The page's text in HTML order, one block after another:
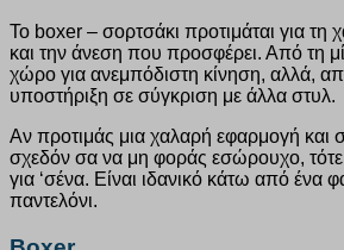
Το boxer – σορτσάκι προτιμάται για τη
και την άνεση που προσφέρει. Από τη
χώρο για ανεμπόδιστη κίνηση, αλλά,
υποστήριξη σε σύγκριση με άλλα στυλ.
Αν προτιμάς μια χαλαρή εφαρμογή και
σχεδόν σα να μη φοράς εσώρουχο, τότε
για ‘σένα. Είναι ιδανικό κάτω από ένα
παντελόνι.